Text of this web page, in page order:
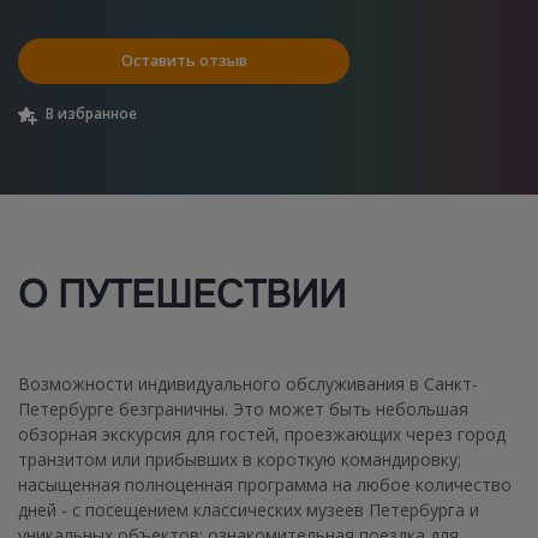
Оставить отзыв
В избранное
О ПУТЕШЕСТВИИ
Возможности индивидуального обслуживания в Санкт-
Петербурге безграничны. Это может быть небольшая
обзорная экскурсия для гостей, проезжающих через город
транзитом или прибывших в короткую командировку;
насыщенная полноценная программа на любое количество
дней - с посещением классических музеев Петербурга и